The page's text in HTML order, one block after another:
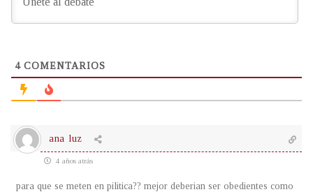
4COMENTARIOS
ana luz
4 años atrás
para que se meten en pilitica?? mejor deberian ser obedientes como